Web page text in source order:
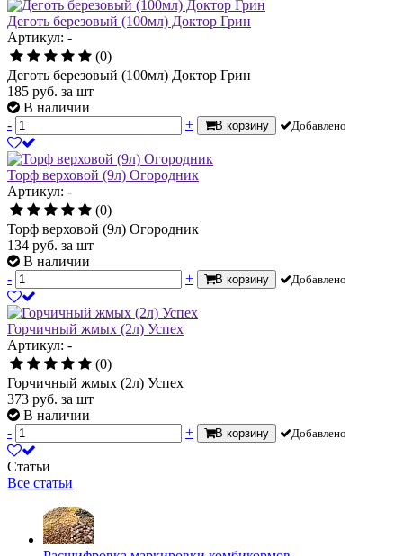
Деготь березовый (100мл) Доктор Грин
Артикул: -
(0)
Деготь березовый (100мл) Доктор Грин
185 руб. за шт
В наличии
-
+ В корзину Добавлено
Торф верховой (9л) Огородник
Артикул: -
(0)
Торф верховой (9л) Огородник
134 руб. за шт
В наличии
-
+ В корзину Добавлено
Горчичный жмых (2л) Успех
Артикул: -
(0)
Горчичный жмых (2л) Успех
373 руб. за шт
В наличии
-
+ В корзину Добавлено
Статьи
Все статьи